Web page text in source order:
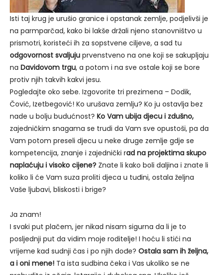
Isti taj krug je urušio granice i opstanak zemlje, podjelivši je
na parmparčad, kako bi lakše držali njeno stanovništvo u
prismotri, koristeći ih za sopstvene ciljeve, a sad tu
odgovornost svaljuju prvenstveno na one koji se sakupljaju
na Davidovom trgu, a potom i na sve ostale koji se bore
protiv njih takvih kakvi jesu.
Pogledajte oko sebe. Izgovorite tri prezimena – Dodik,
Čović, Izetbegović! Ko urušava zemlju? Ko ju ostavlja bez
nade u bolju budućnost? Ko Vam ubija djecu i zdušno,
zajedničkim snagama se trudi da Vam sve opustoši, pa da
Vam potom preseli djecu u neke druge zemlje gdje se
kompetencija, znanje i zajednički rad na projektima skupo
naplaćuju i visoko cijene? Znate li kako boli daljina i znate li
koliko li će Vam suza proliti djeca u tuđini, ostala željna
Vaše ljubavi, bliskosti i brige?
Ja znam!
I svaki put plačem, jer nikad nisam sigurna da li je to
posljednji put da vidim moje roditelje! I hoću li stići na
vrijeme kad sudnji čas i po njih dođe? Ostala sam ih željna,
a i oni mene! Ta ista sudbina čeka i Vas ukoliko se ne